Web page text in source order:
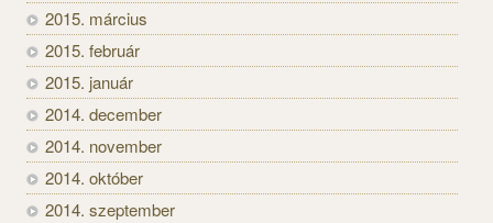
2015. március
2015. február
2015. január
2014. december
2014. november
2014. október
2014. szeptember